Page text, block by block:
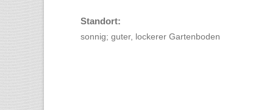
Standort:
sonnig; guter, lockerer Gartenboden